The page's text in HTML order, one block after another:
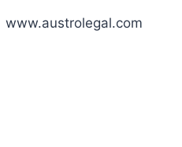
www.austrolegal.com